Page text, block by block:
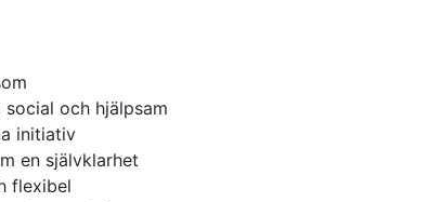
och hjälpsam
initiativ
en självklarhet
flexibel